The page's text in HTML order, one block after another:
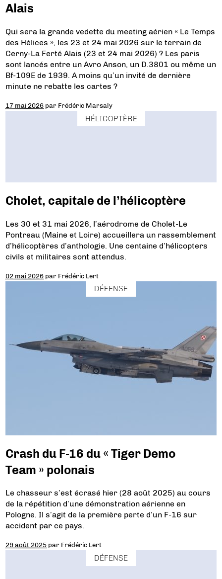
Alais
Qui sera la grande vedette du meeting aérien « Le Temps
des Hélices », les 23 et 24 mai 2026 sur le terrain de
Cerny-La Ferté Alais (23 et 24 mai 2026) ? Les paris
sont lancés entre un Avro Anson, un D.3801 ou même un
Bf-109E de 1939. A moins qu’un invité de dernière
minute ne rebatte les cartes ?
17 mai 2026 par Frédéric Marsaly
HÉLICOPTÈRE
Cholet, capitale de l’hélicoptère
Les 30 et 31 mai 2026, l’aérodrome de Cholet-Le
Pontreau (Maine et Loire) accueillera un rassemblement
d’hélicoptères d’anthologie. Une centaine d’hélicopters
civils et militaires sont attendus.
02 mai 2026 par Frédéric Lert
DÉFENSE
Crash du F-16 du « Tiger Demo
Team » polonais
Le chasseur s’est écrasé hier (28 août 2025) au cours
de la répétition d’une démonstration aérienne en
Pologne. Il s’agit de la première perte d’un F-16 sur
accident par ce pays.
29 août 2025 par Frédéric Lert
DÉFENSE